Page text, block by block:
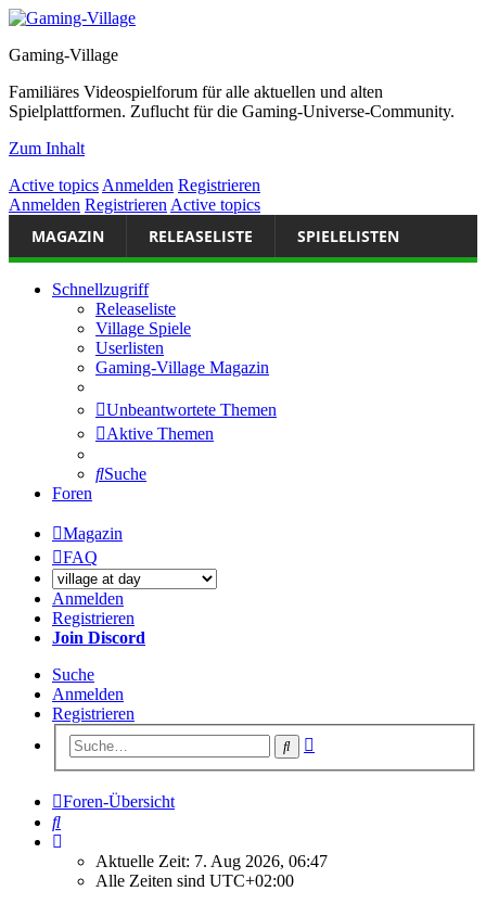
Gaming-Village
Familiäres Videospielforum für alle aktuellen und alten
Spielplattformen. Zuflucht für die Gaming-Universe-Community.
Zum Inhalt
Active topics Anmelden Registrieren
Anmelden Registrieren Active topics
MAGAZIN RELEASELISTE SPIELELISTEN
Schnellzugriff
Releaseliste
Village Spiele
Userlisten
Gaming-Village Magazin
Unbeantwortete Themen
Aktive Themen
Suche
Foren
Magazin
FAQ
Anmelden
Registrieren
Join Discord
Suche
Anmelden
Registrieren
Suche
Foren-Übersicht
Suche
Aktuelle Zeit: 7. Aug 2026, 06:47
Alle Zeiten sind UTC+02:00